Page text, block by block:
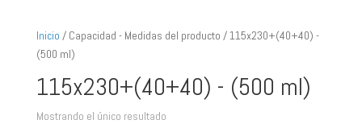
Inicio / Capacidad - Medidas del producto / 115x230+(40+40) -
(500 ml)
115x230+(40+40) - (500 ml)
Mostrando el único resultado